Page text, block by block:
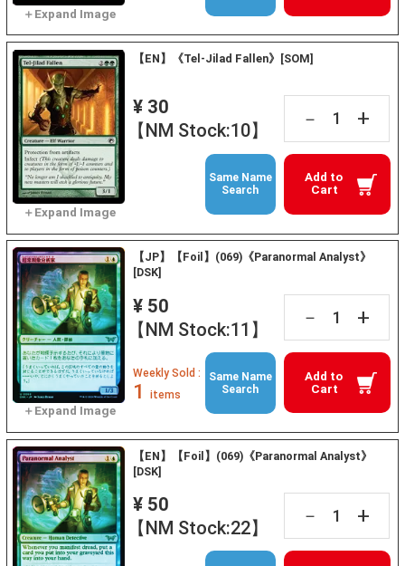
【EN】《Tel-Jilad Fallen》[SOM]
¥ 30
【NM Stock:10】
－ +
Add to
Cart
Same Name
Search
【JP】【Foil】(069)《Paranormal Analyst》
[DSK]
¥ 50
【NM Stock:11】
－ +
Add to
Cart
Weekly Sold :
1 items
Same Name
Search
【EN】【Foil】(069)《Paranormal Analyst》
[DSK]
¥ 50
【NM Stock:22】
－ +